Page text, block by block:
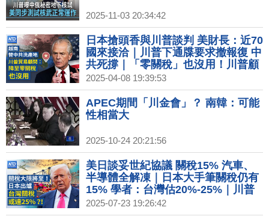
2025-11-03 20:34:42
日本搶頭香與川普談判 美財長：近70
國來接洽｜川普下通牒要求撤報復 中
共死撐｜「零關稅」也沒用！川普顧
問：勿幫中共洗產地｜iPhone大漲？
蘋果急尋「中國替代方案」
2025-04-08 19:39:53
APEC期間「川金會」？ 南韓：可能
性相當大
2025-10-24 20:21:56
美日談妥世紀協議 關稅15% 汽車、
半導體全解凍｜日本大手筆關稅仍有
15% 學者：台灣估20%-25%｜川普
不只打貿易戰！科技美元正重塑全球
金融網路｜統一集團信義區第2家百
2025-07-23 19:26:42